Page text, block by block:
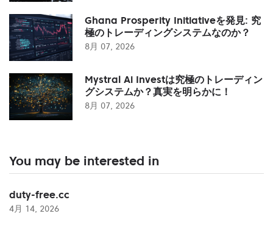
Ghana Prosperity Initiativeを発見: 究
極のトレーディングシステムなのか？
8月 07, 2026
Mystral Ai Investは究極のトレーディン
グシステムか？真実を明らかに！
8月 07, 2026
You may be interested in
duty-free.cc
4月 14, 2026